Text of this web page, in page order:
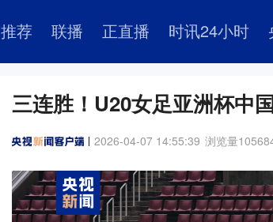
推荐 联播 正直播 时讯24小时
三连胜！U20女足亚洲杯中
2026-04-07 14:55:39 浏览量